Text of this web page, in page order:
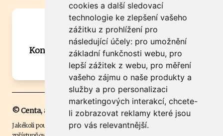
cookies a další sledovací
technologie ke zlepšení vašeho
zážitku z prohlížení pro
následující účely: pro umožnění
základní funkčnosti webu, pro
lepší zážitek z webu, pro měření
vašeho zájmu o naše produkty a
služby a pro personalizaci
marketingových interakcí, chcete-
li zobrazovat reklamy které jsou
pro vás relevantnější.
Máte zajímavou informaci? Chcete
spolupracovat?
Kontaktujte šéfredaktora Martina Chalupu:
chalupa@ctidoma.cz
© Centa, a.s.
Jakékoli použití obsahu včetně převzetí, šíření či dalšího užití a